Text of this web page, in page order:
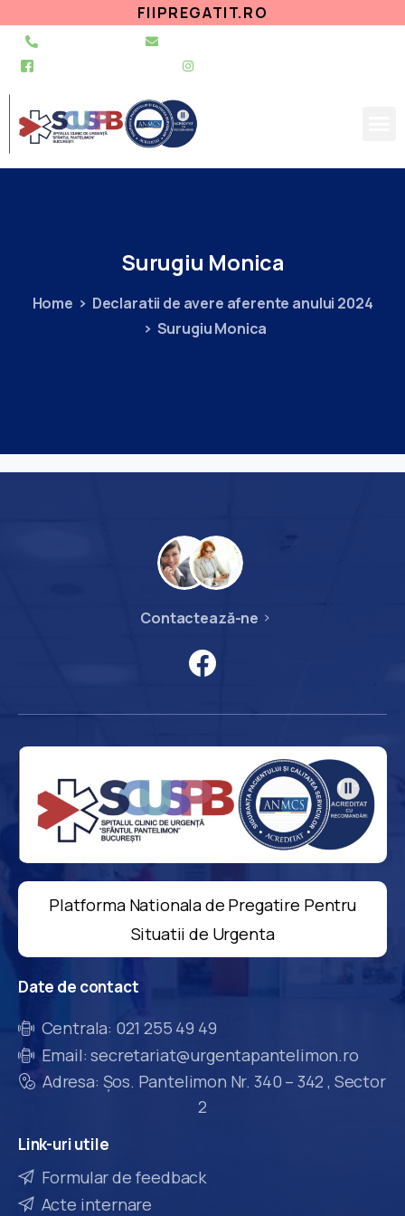
FIIPREGATIT.RO
Surugiu Monica
Home
Declaratii de avere aferente anului 2024
Surugiu Monica
Contactează-ne
Platforma Nationala de Pregatire Pentru
Situatii de Urgenta
Date de contact
Centrala: 021 255 49 49
Email: secretariat@urgentapantelimon.ro
Adresa: Șos. Pantelimon Nr. 340 – 342 , Sector
2
Link-uriutile
Formular de feedback
Acte internare